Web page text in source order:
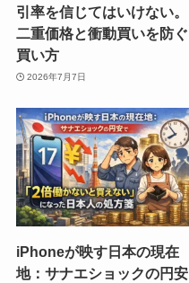
引率を信じてはいけない。
二重価格と衝動買いを防ぐ
買い方
2026年7月7日
iPhoneが映す日本の現在
地：サナエショックの円安